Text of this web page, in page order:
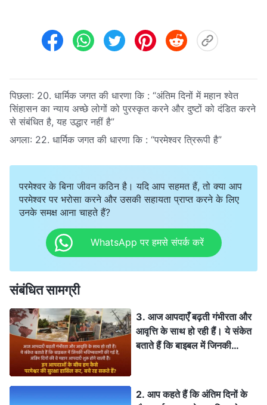
पिछला: 20. धार्मिक जगत की धारणा कि : “अंतिम दिनों में महान श्वेत
सिंहासन का न्याय अच्छे लोगों को पुरस्कृत करने और दुष्टों को दंडित करने
से संबंधित है, यह उद्धार नहीं है”
अगला: 22. धार्मिक जगत की धारणा कि : “परमेश्वर त्रिरूपी है”
परमेश्वर के बिना जीवन कठिन है। यदि आप सहमत हैं, तो क्या आप
परमेश्वर पर भरोसा करने और उसकी सहायता प्राप्त करने के लिए
उनके समक्ष आना चाहते हैं?
WhatsApp पर हमसे संपर्क करें
संबंधित सामग्री
3. आज आपदाएँ बढ़ती गंभीरता और
आवृत्ति के साथ हो रही हैं। ये संकेत
बताते हैं कि बाइबल में जिनकी
इन आपदाओं के बीच हम कैसे
परमेश्वर की सुरक्षा हासिल कर, बचे
2. आप कहते हैं कि अंतिम दिनों के